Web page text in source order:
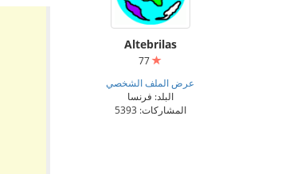
Altebrilas
عرض الملف الشخصي
البلد: فرنسا
المشاركات: 5393